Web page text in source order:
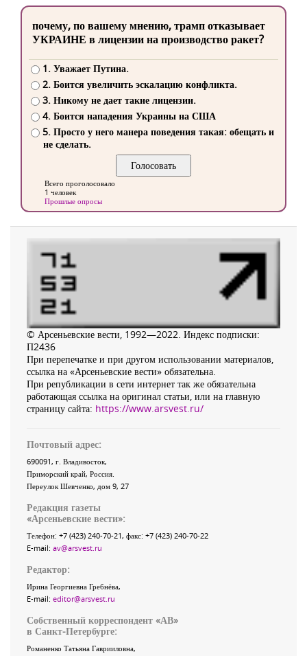
почему, по вашему мнению, трамп отказывает
УКРАИНЕ в лицензии на производство ракет?
1. Уважает Путина.
2. Боится увеличить эскалацию конфликта.
3. Никому не дает такие лицензии.
4. Боится нападения Украины на США
5. Просто у него манера поведения такая: обещать и
не сделать.
Всего проголосовало
1 человек
Прошлые опросы
© Арсеньевские вести, 1992—2022. Индекс подписки:
П2436
При перепечатке и при другом использовании материалов,
ссылка на «Арсеньевские вести» обязательна.
При републикации в сети интернет так же обязательна
работающая ссылка на оригинал статьи, или на главную
страницу сайта: https://www.arsvest.ru/
Почтовый адрес:
690091, г. Владивосток,
Приморский край, Россия
Переулок Шевченко, дом 9, 27
Редакция газеты
«Арсеньевские вести»:
Телефон: +7 (423) 240-70-21, факс: +7 (423) 240-70-22
E-mail: av@arsvest.ru
Редактор:
Ирина Георгиевна Гребнёва,
E-mail: editor@arsvest.ru
Собственный корреспондент «АВ»
в Санкт-Петербурге:
Романенко Татьяна Гаврииловна,